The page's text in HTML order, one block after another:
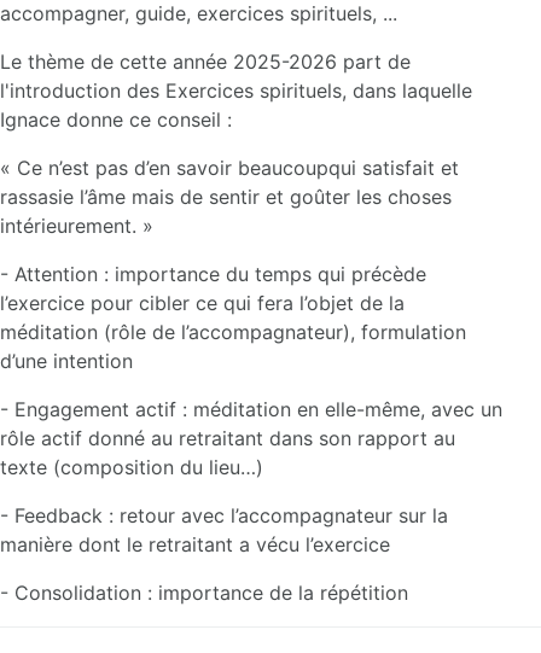
accompagner, guide, exercices spirituels, ...
Le thème de cette année 2025-2026 part de
l'introduction des Exercices spirituels, dans laquelle
Ignace donne ce conseil :
« Ce n’est pas d’en savoir beaucoupqui satisfait et
rassasie l’âme mais de sentir et goûter les choses
intérieurement. »
- Attention : importance du temps qui précède
l’exercice pour cibler ce qui fera l’objet de la
méditation (rôle de l’accompagnateur), formulation
d’une intention
- Engagement actif : méditation en elle-même, avec un
rôle actif donné au retraitant dans son rapport au
texte (composition du lieu…)
- Feedback : retour avec l’accompagnateur sur la
manière dont le retraitant a vécu l’exercice
- Consolidation : importance de la répétition